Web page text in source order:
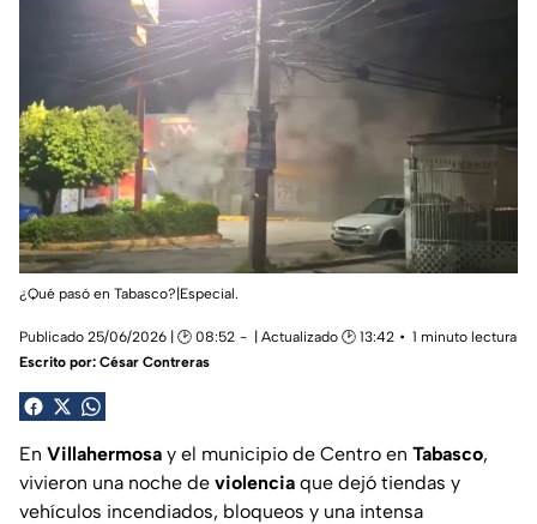
¿Qué pasó en Tabasco?|Especial.
Publicado 25/06/2026 | 🕑 08:52 | Actualizado 🕑 13:42
1 minuto lectura
Escrito por: César Contreras
En Villahermosa y el municipio de Centro en Tabasco,
vivieron una noche de violencia que dejó tiendas y
vehículos incendiados, bloqueos y una intensa